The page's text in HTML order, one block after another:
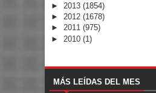
► 2013 (1854)
► 2012 (1678)
► 2011 (975)
► 2010 (1)
MÁS LEÍDAS DEL MES